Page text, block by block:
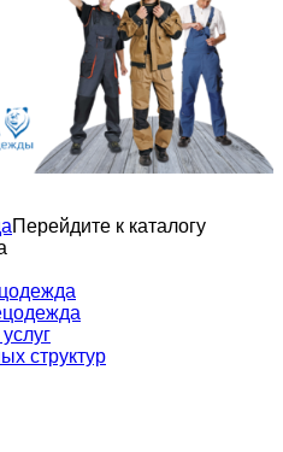
Перейдите к каталогу
структур